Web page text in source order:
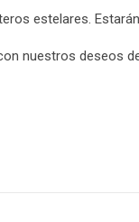
estelares.
nuestros deseos